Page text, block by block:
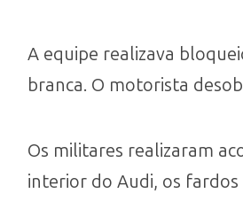
A equipe realizava
branca. O motorista
Os militares realizaram
interior do Audi, os